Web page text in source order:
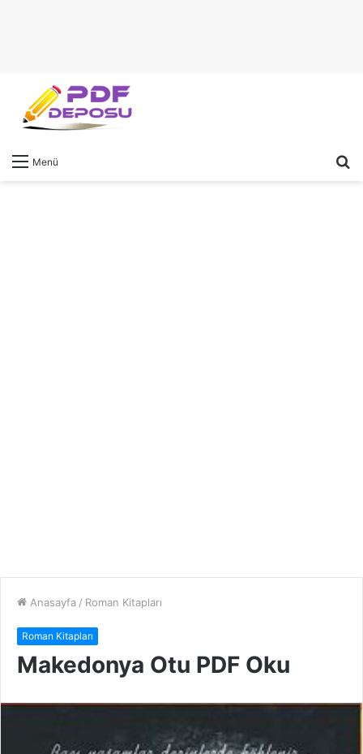
Menü
Anasayfa / Roman Kitapları
Roman Kitapları
Makedonya Otu PDF Oku